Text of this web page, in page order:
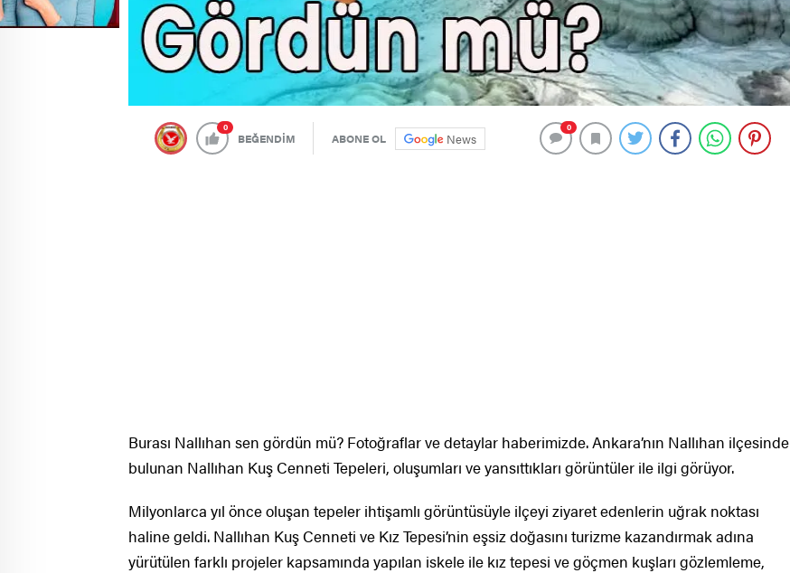
0
BEĞENDİM ABONE OL News
0
Burası Nallıhan sen gördün mü? Fotoğraflar ve detaylar haberimizde. Ankara’nın Nallıhan ilçesinde
bulunan Nallıhan Kuş Cenneti Tepeleri, oluşumları ve yansıttıkları görüntüler ile ilgi görüyor.
Milyonlarca yıl önce oluşan tepeler ihtişamlı görüntüsüyle ilçeyi ziyaret edenlerin uğrak noktası
haline geldi. Nallıhan Kuş Cenneti ve Kız Tepesi’nin eşsiz doğasını turizme kazandırmak adına
yürütülen farklı projeler kapsamında yapılan iskele ile kız tepesi ve göçmen kuşları gözlemleme,